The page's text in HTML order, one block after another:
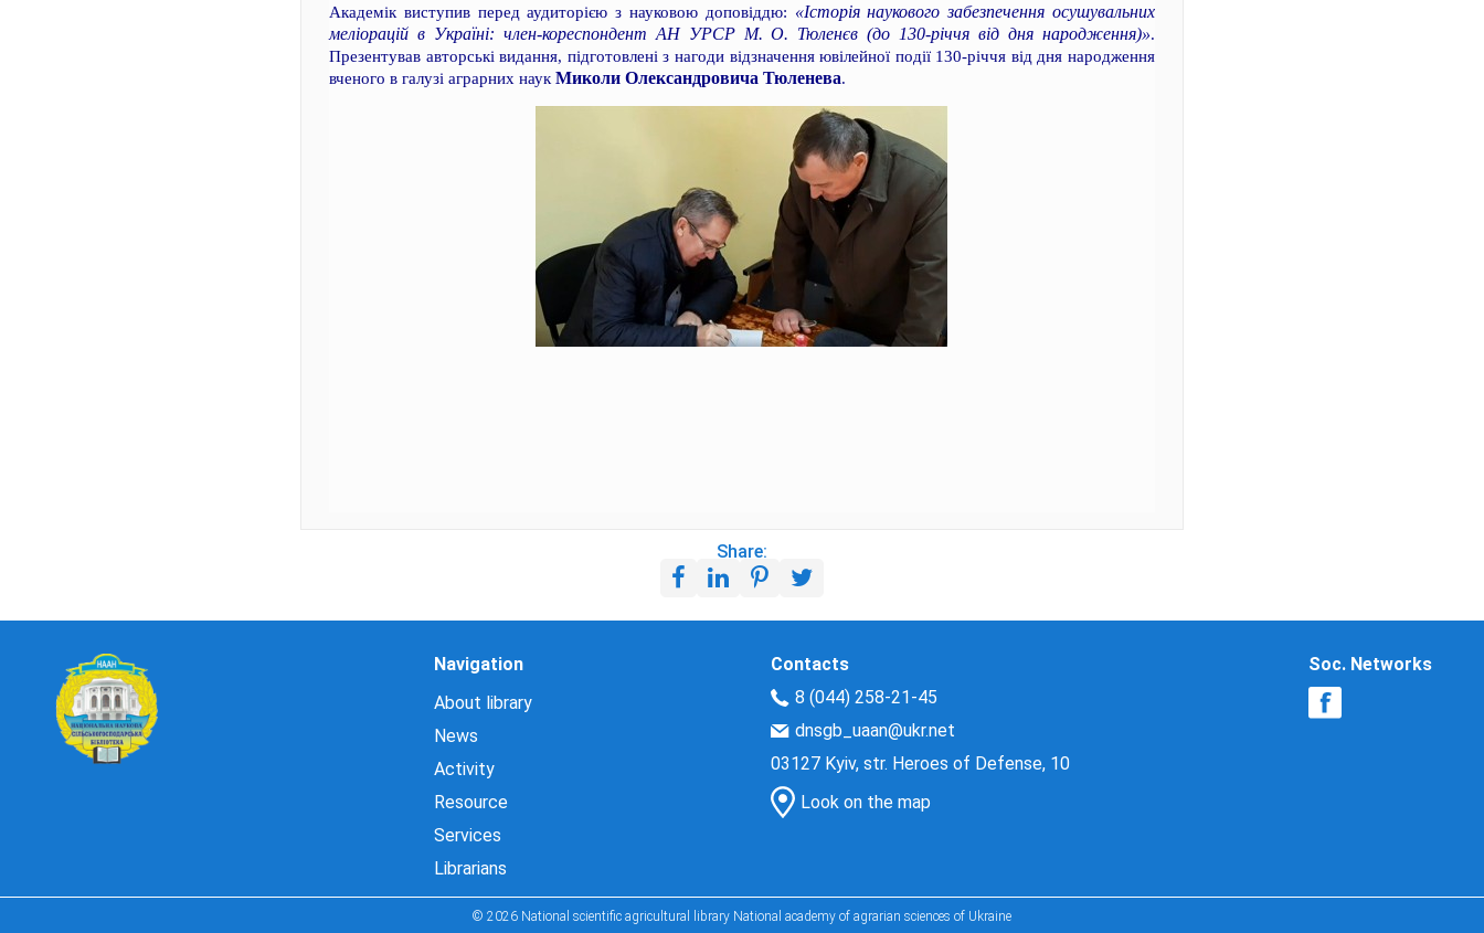
Академік виступив перед аудиторією з науковою доповіддю: «Історія наукового забезпечення осушувальних
меліорацій в Україні: член-кореспондент АН УРСР М. О. Тюленєв (до 130-річчя від дня народження)».
Презентував авторські видання, підготовлені з нагоди відзначення ювілейної події 130-річчя від дня народження
вченого в галузі аграрних наук Миколи Олександровича Тюленева.
Share:
Navigation
About library
News
Activity
Resource
Services
Librarians
Contacts
8 (044) 258-21-45
dnsgb_uaan@ukr.net
03127 Kyiv, str. Heroes of Defense, 10
Look on the map
Soc. Networks
© 2026 National scientific agricultural library National academy of agrarian sciences of Ukraine